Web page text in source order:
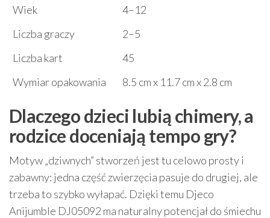
Wiek
4–12
Liczba graczy
2–5
Liczba kart
45
Wymiar opakowania
8.5 cm x 11.7 cm x 2.8 cm
Dlaczego dzieci lubią chimery, a
rodzice doceniają tempo gry?
Motyw „dziwnych” stworzeń jest tu celowo prosty i
zabawny: jedna część zwierzęcia pasuje do drugiej, ale
trzeba to szybko wyłapać. Dzięki temu Djeco
Anijumble DJ05092 ma naturalny potencjał do śmiechu